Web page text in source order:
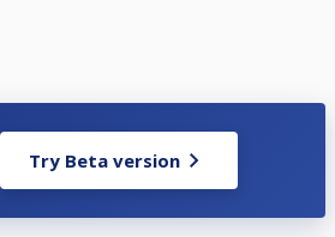
Try Beta version